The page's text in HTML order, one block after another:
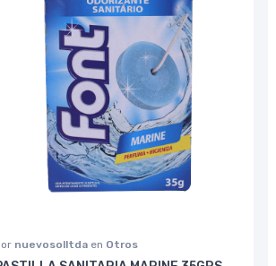
nuevosolltda en Otros